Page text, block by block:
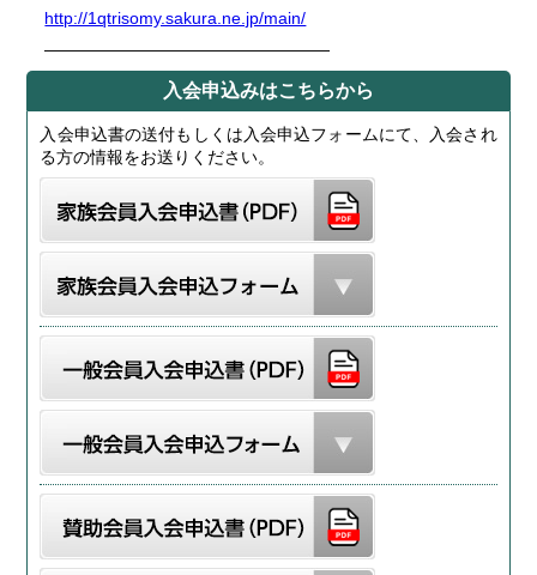
http://1qtrisomy.sakura.ne.jp/main/
—————————————————
入会申込みはこちらから
入会申込書の送付もしくは入会申込フォームにて、入会され
る方の情報をお送りください。